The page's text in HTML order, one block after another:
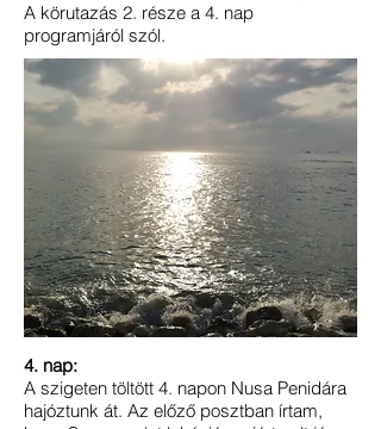
A körutazás 2. része a 4. nap
programjáról szól.
4. nap:
A szigeten töltött 4. napon Nusa Penidára
hajóztunk át. Az előző posztban írtam,